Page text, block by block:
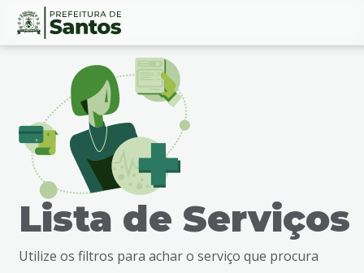
Ir
busca
Conteúdo
Lista de Serviços
Utilize os filtros para achar o serviço que procura